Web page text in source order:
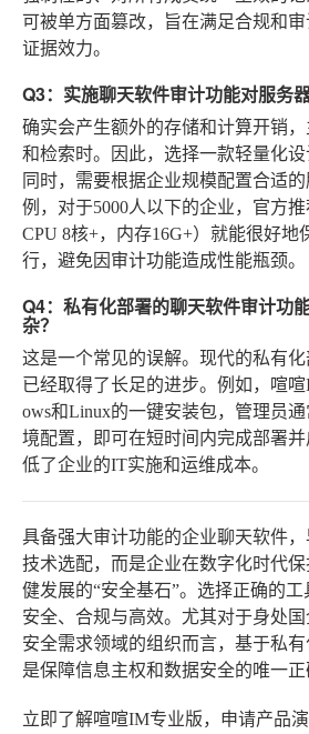
可被单方面篡改，旨在满足合规和
证据效力。
Q3：实施聊天软件审计功能对服务
确实会产生额外的存储和计算开销
和检索时。因此，选择一款轻量化设
同时，需要根据企业规模配置合适
例，对于5000人以下的企业，官方
CPU 8核+，内存16G+）就能很好地
行，避免因审计功能造成性能瓶颈。
Q4：私有化部署的聊天软件审计功
杂？
这是一个常见的误解。现代的私有
已经取得了长足的进步。例如，喧
ows和Linux的一键安装包，管理员
境配置，即可在短时间内完成部署
低了企业的IT实施和运维成本。
具备强大审计功能的企业聊天软件
技术选配，而是企业在数字化时代
健发展的“安全基石”。选择正确的
安全、合规与高效。尤其对于身处
安全需求领域的组织而言，基于私有
是保障信息主权和数据安全的唯一正
立即了解喧喧IM专业版，申请产品